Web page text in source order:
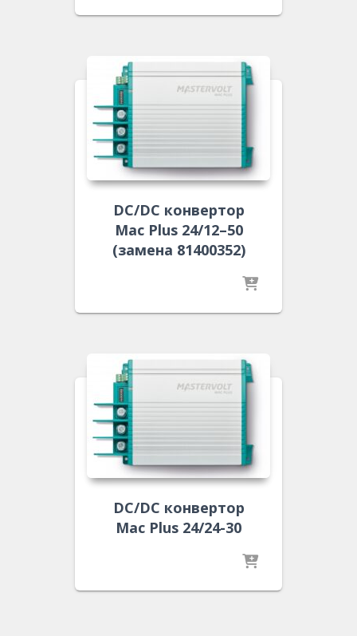
DC/DC конвертор
Mac Plus 24/12–50
(замена 81400352)
DC/DC конвертор
Mac Plus 24/24-30